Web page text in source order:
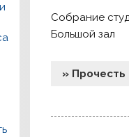
Собрание
Большой зал
» Прочесть